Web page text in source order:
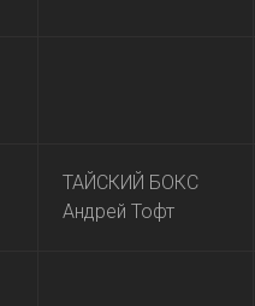
ТАЙСКИЙ БОКС
Андрей Тофт